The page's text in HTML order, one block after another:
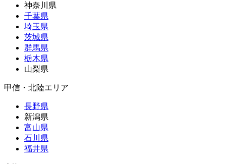
神奈川県
千葉県
埼玉県
茨城県
群馬県
栃木県
山梨県
甲信・北陸エリア
長野県
新潟県
富山県
石川県
福井県